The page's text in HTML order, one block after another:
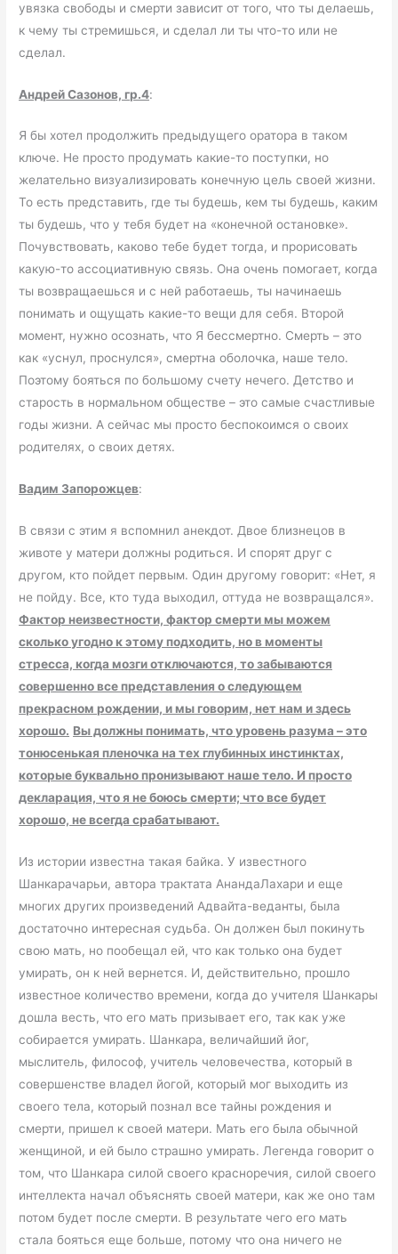
увязка свободы и смерти зависит от того, что ты делаешь,
к чему ты стремишься, и сделал ли ты что-то или не
сделал.
Андрей Сазонов, гр.4:
Я бы хотел продолжить предыдущего оратора в таком
ключе. Не просто продумать какие-то поступки, но
желательно визуализировать конечную цель своей жизни.
То есть представить, где ты будешь, кем ты будешь, каким
ты будешь, что у тебя будет на «конечной остановке».
Почувствовать, каково тебе будет тогда, и прорисовать
какую-то ассоциативную связь. Она очень помогает, когда
ты возвращаешься и с ней работаешь, ты начинаешь
понимать и ощущать какие-то вещи для себя. Второй
момент, нужно осознать, что Я бессмертно. Смерть – это
как «уснул, проснулся», смертна оболочка, наше тело.
Поэтому бояться по большому счету нечего. Детство и
старость в нормальном обществе – это самые счастливые
годы жизни. А сейчас мы просто беспокоимся о своих
родителях, о своих детях.
Вадим Запорожцев:
В связи с этим я вспомнил анекдот. Двое близнецов в
животе у матери должны родиться. И спорят друг с
другом, кто пойдет первым. Один другому говорит: «Нет, я
не пойду. Все, кто туда выходил, оттуда не возвращался».
Фактор неизвестности, фактор смерти мы можем
сколько угодно к этому подходить, но в моменты
стресса, когда мозги отключаются, то забываются
совершенно все представления о следующем
прекрасном рождении, и мы говорим, нет нам и здесь
хорошо. Вы должны понимать, что уровень разума – это
тонюсенькая пленочка на тех глубинных инстинктах,
которые буквально пронизывают наше тело. И просто
декларация, что я не боюсь смерти; что все будет
хорошо, не всегда срабатывают.
Из истории известна такая байка. У известного
Шанкарачарьи, автора трактата АнандаЛахари и еще
многих других произведений Адвайта-веданты, была
достаточно интересная судьба. Он должен был покинуть
свою мать, но пообещал ей, что как только она будет
умирать, он к ней вернется. И, действительно, прошло
известное количество времени, когда до учителя Шанкары
дошла весть, что его мать призывает его, так как уже
собирается умирать. Шанкара, величайший йог,
мыслитель, философ, учитель человечества, который в
совершенстве владел йогой, который мог выходить из
своего тела, который познал все тайны рождения и
смерти, пришел к своей матери. Мать его была обычной
женщиной, и ей было страшно умирать. Легенда говорит о
том, что Шанкара силой своего красноречия, силой своего
интеллекта начал объяснять своей матери, как же оно там
потом будет после смерти. В результате чего его мать
стала бояться еще больше, потому что она ничего не